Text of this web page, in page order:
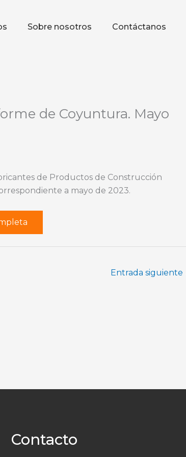
Sobre nosotros Contáctanos
de Coyuntura. Mayo
de Productos de Construcción
a mayo de 2023.
Entrada siguiente
Contacto